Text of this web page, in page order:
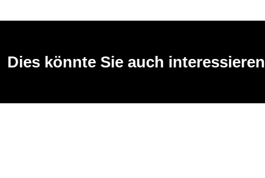
Dies könnte Sie auch interessieren